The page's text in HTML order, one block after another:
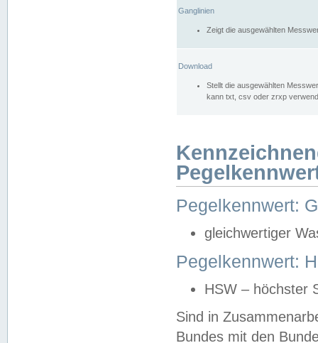
Ganglinien
Zeigt die ausgewählten
Download
Stellt die ausgewählten
kann txt, csv oder zrxp
Pegelkennwert:
gleichwertiger
Pegelkennwert:
HSW – höchster
Sind in
Bundes mit den